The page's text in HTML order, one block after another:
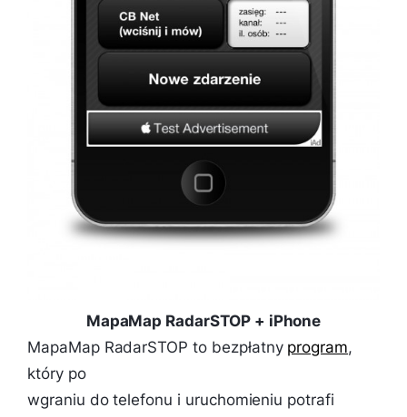
MapaMap RadarSTOP + iPhone
MapaMap RadarSTOP to bezpłatny program,
który po
wgraniu do telefonu i uruchomieniu potrafi